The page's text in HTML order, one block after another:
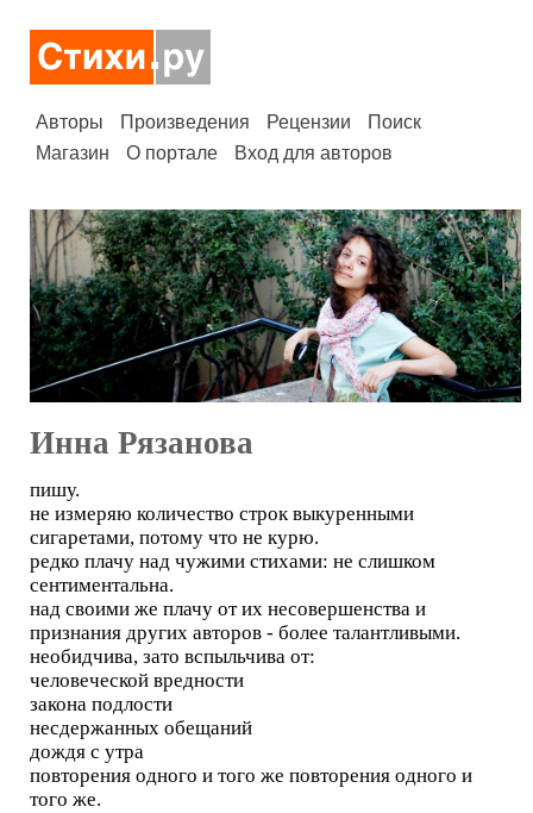
Авторы Произведения Рецензии
Поиск
Магазин
О портале Вход для авторов
Инна Рязанова
пишу.
не измеряю количество строк выкуренными
сигаретами, потому что не курю.
редко плачу над чужими стихами: не слишком
сентиментальна.
над своими же плачу от их несовершенства и
признания других авторов - более талантливыми.
необидчива, зато вспыльчива от:
человеческой вредности
закона подлости
несдержанных обещаний
дождя с утра
повторения одного и того же повторения одного и
того же.